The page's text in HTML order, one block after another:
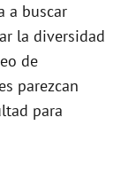
a buscar
la diversidad
de
parezcan
para